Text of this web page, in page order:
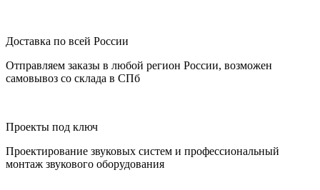
Доставка по всей России
Отправляем заказы в любой регион России, возможен
самовывоз со склада в СПб
Проекты под ключ
Проектирование звуковых систем и профессиональный
монтаж звукового оборудования